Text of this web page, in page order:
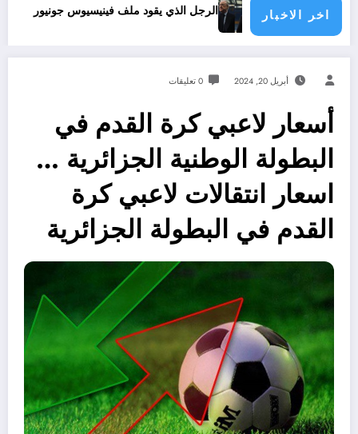
اخر الاخبار
الدول الأطراف الرجل الذي يقود ملف فينيسيوس جونيور
أبريل 20, 2024 0 تعليقات
أسعار لاعبي كرة القدم في
البطولة الوطنية الجزائرية …
اسعار انتقالات لاعبي كرة
القدم في البطولة الجزائرية